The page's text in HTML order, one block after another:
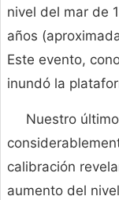
nivel del mar de
años
Este evento,
inundó la
Nuestro
calibración
aumento del